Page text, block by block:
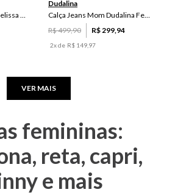
Calça Jeans Wide Leg Melissa Dudalina Feminina
44
Dudalina
Calça Jeans Mom Dudalina Feminina
R$499,90 R$ 299 94
2x de R$ 149 97
VER MAIS
femininas:
reta, capri,
e mais